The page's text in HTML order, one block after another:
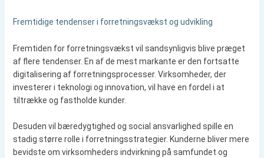
Fremtidige tendenser i forretningsvækst og udvikling
Fremtiden for forretningsvækst vil sandsynligvis blive præget
af flere tendenser. En af de mest markante er den fortsatte
digitalisering af forretningsprocesser. Virksomheder, der
investerer i teknologi og innovation, vil have en fordel i at
tiltrække og fastholde kunder.
Desuden vil bæredygtighed og social ansvarlighed spille en
stadig større rolle i forretningsstrategier. Kunderne bliver mere
bevidste om virksomheders indvirkning på samfundet og